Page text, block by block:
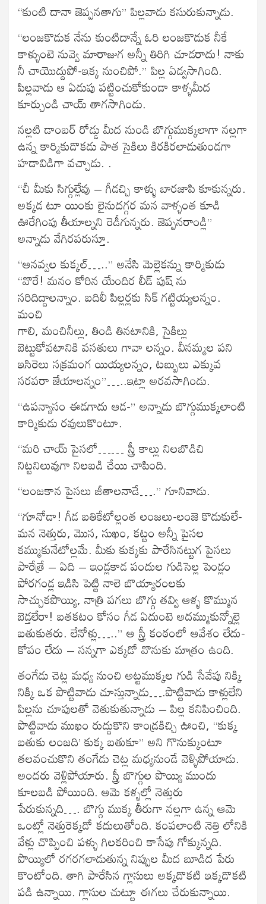
“కుంటి దానా జెప్పనతాగు” పిల్లవాడు కసురుకున్నాడు.
“లంజకొడుక నేను కుంటిదాన్నే ఓరి లంజకొడుక నీకే
కాళ్ళుంటె నువ్వె మారాజుగ అన్నీ తిరిగి చూడరాదు! నాకు
నీ చాయొద్దుపో-ఇక్క నుంచిపో.” పిల్ల ఏడ్వసాగింది.
పిల్లవాడు ఆ ఏడుపు పట్టించుకోకుండా కాళ్ళమీద
కూర్చుండి చాయ్ తాగసాగిండు.
నల్లటి డాంబర్ రోడ్డు మీద నుండి బొగ్గుముక్కలాగా నల్లగా
ఉన్న కార్మికుడొకడు పాత సైకిలు కిరకిరలాడుతుండగా
హడావిడిగా వచ్చాడు. .
“చీ మీకు సిగ్గుల్లేవు – గీడచ్చి కాళ్ళు బారజాపి కూకున్నరు.
అక్కడ టూ యింకు లైనుదగ్గర మన వాళ్ళంత కూడి
ఊరేగింపు తీయాల్నని రెడీగున్నరు. జెప్పనరాండ్లి”
అన్నాడు వేగిరపరుస్తూ.
“ఆనవ్వల కుక్కల్…..” అనేసి మెల్లెకన్ను కార్మికుడు
“వొరే! మనం కోరిన యేందిర లీడ్ పుష్ ను
సరిదిద్దాలన్నాం. బదిలీ పిల్లర్లకు సిక్ గట్టియ్యలన్నం.
మంచి
గాలి, మంచినీల్లు, తిండి తినటానికి, సైకిల్లు
బెట్టుకోవటానికి వసతులు గావా లన్నం. వీనమ్మల పని
ఇసిరెలు సక్రమంగ యియ్యలన్నం, టబ్బులు ఎక్కువ
సరపరా జేయాలన్నం”…..ఇట్లా అరవసాగిండు.
“ఉపన్యాసం ఈడగాదు ఆడ-” అన్నాడు బొగ్గుముక్కలాంటి
కార్మికుడు రవులుకొంటూ.
“మరి చాయ్ పైసలో…… స్త్రీ కాల్లు నిలబొడిచి
నిట్టనిలువుగా నిలబడి చేయి చాపింది.
“లంజకాన పైసలు జీతాలనాడే….” గూనివాడు.
“గూనోడా! గీడ బతికేటోల్లంత లంజలు-లంజె కొడుకులే-
మన నెత్తురు, మొస, సుఖం, కట్టం అన్నీ పైసల
కమ్ముకునేటోల్లమే. మీకు కుక్కకు పారేసినట్టుగ పైసలు
పారేత్రే – ఏది – ఇండ్లకాడ పందుల గుడిసెల్ల పెండ్లం
పోరగండ్ల ఇడిసి పెట్టి నాలె బొయ్యారంలకు
సాచ్చుకపొయ్యి, నాత్రి పగలు బొగ్గు తవ్వి ఆళ్ళ కొమ్మున
బెడ్తలేరా! బతకటం కోసం గీడ ఏదుంటె అదమ్ముకున్నోల్లె
బతుకుతరు. లేనోళ్లు…..” ఆ స్త్రీ కంఠంలో ఆవేశం లేదు-
కోపం లేదు – సన్నగా ఎక్కడో వొనుకు మాత్రం ఉంది.
తంగేడు చెట్ల మధ్య నుంచి అట్టముక్కల గుడి సేవేపు నిక్కి
నిక్కి ఒక పొట్టివాడు చూస్తున్నాడు….పొట్టివాడు కాళ్లులేని
పిల్లను చూపులతో వెతుకుతున్నాడు – పిల్ల కనిపించింది.
పొట్టివాడు ముఖం రుద్దుకొని కాండ్రకిచ్చి ఊంచి, “కుక్క
బతుకు లంజది’ కుక్క బతుకూ” అని గొనుక్కుంటూ
తలవంచుకొని తంగేడు చెట్ల మధ్యనుండే వెళ్ళిపోయాడు.
అందరు వెళ్లిపోయారు. స్త్రీ బొగ్గుల పొయ్యి ముందు
కూలబడి పోయింది. ఆమె కళ్ళల్లో నెత్తురు
పేరుకున్నది…. బొగ్గు ముక్క తీరుగా నల్లగా ఉన్న ఆమె
ఒంట్లో నెత్తురెక్కడో కదులుతోంది. కంపలాంటి నెత్తి లోనికి
వేళ్లు చొప్పించి పళ్ళు గిలకరించి కాసేపు గోక్కున్నది.
పొయ్యిలో రగరగలాడుతున్న నిప్పుల మీద బూడిద పేరు
కొంటోంది. తాగి పారేసిన గ్లాసులు అక్కడొకటి ఇక్కడొకటి
పడి ఉన్నాయి. గ్లాసుల చుట్టూ ఈగలు చేరుకున్నాయి.